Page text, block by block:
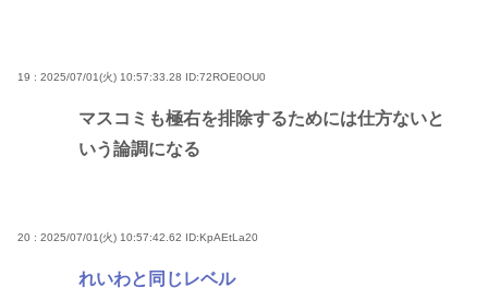
19 : 2025/07/01(火) 10:57:33.28 ID:72ROE0OU0
マスコミも極右を排除するためには仕方ないと
いう論調になる
20 : 2025/07/01(火) 10:57:42.62 ID:KpAEtLa20
れいわと同じレベル